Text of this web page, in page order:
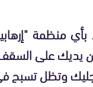
منظمة
على
وتظل تسبح